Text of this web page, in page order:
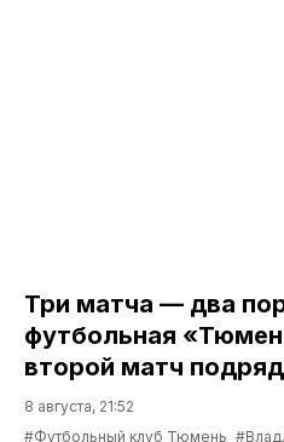
Три матча — два
футбольная
второй матч подряд
8 августа, 21:52
#Футбольный клуб Тюмень